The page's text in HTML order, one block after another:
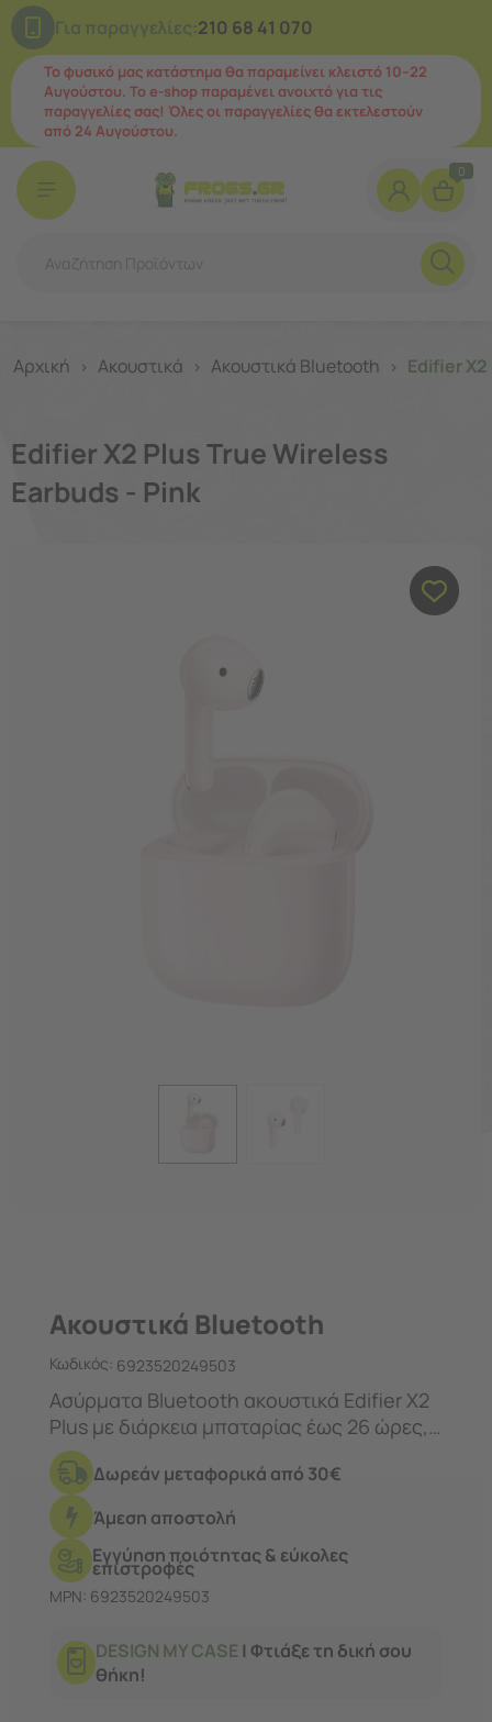
Για παραγγελίες:210 68 41 070
Το φυσικό μας κατάστημα θα παραμείνει κλειστό 10–22
Αυγούστου. Το e-shop παραμένει ανοιχτό για τις
παραγγελίες σας! Όλες οι παραγγελίες θα εκτελεστούν
από 24 Αυγούστου.
0
Αρχική > Ακουστικά > Ακουστικά Bluetooth > Edifier
Edifier X2 Plus True Wireless
Earbuds - Pink
Ακουστικά Bluetooth
Κωδικός: 6923520249503
Ασύρματα Bluetooth ακουστικά Edifier X2
Plus με διάρκεια μπαταρίας έως 26 ώρες,
αντοχή IP54 και μικρόφωνο ENC για
καθαρές κλήσεις.
Δωρεάν μεταφορικά από 30€
Άμεση αποστολή
Εγγύηση ποιότητας & εύκολες
επιστροφές
MPN: 6923520249503
DESIGN MY CASE | Φτιάξε τη δική σου
θήκη!